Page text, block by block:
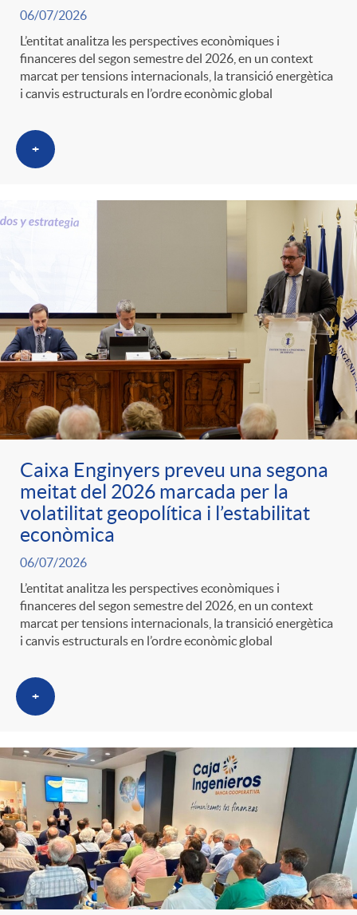
06/07/2026
L’entitat analitza les perspectives econòmiques i
financeres del segon semestre del 2026, en un context
marcat per tensions internacionals, la transició energètica
i canvis estructurals en l’ordre econòmic global
+
Caixa Enginyers preveu una segona
meitat del 2026 marcada per la
volatilitat geopolítica i l’estabilitat
econòmica
06/07/2026
L’entitat analitza les perspectives econòmiques i
financeres del segon semestre del 2026, en un context
marcat per tensions internacionals, la transició energètica
i canvis estructurals en l’ordre econòmic global
+